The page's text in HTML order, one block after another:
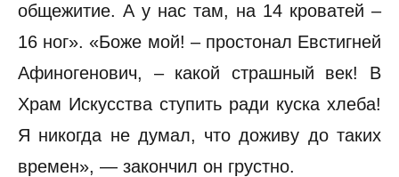
общежитие. А у нас там, на 14 кроватей –
16 ног». «Боже мой! – простонал Евстигней
Афиногенович, – какой страшный век! В
Храм Искусства ступить ради куска хлеба!
Я никогда не думал, что доживу до таких
времен», — закончил он грустно.